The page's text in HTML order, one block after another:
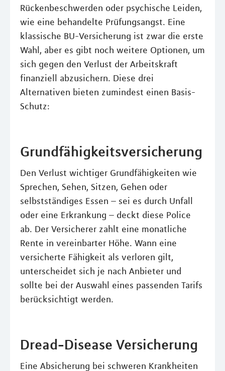
Rückenbeschwerden oder psychische Leiden,
wie eine behandelte Prüfungsangst. Eine
klassische BU-Versicherung ist zwar die erste
Wahl, aber es gibt noch weitere Optionen, um
sich gegen den Verlust der Arbeitskraft
finanziell abzusichern. Diese drei
Alternativen bieten zumindest einen Basis-
Schutz:
Grundfähigkeitsversicherung
Den Verlust wichtiger Grundfähigkeiten wie
Sprechen, Sehen, Sitzen, Gehen oder
selbstständiges Essen – sei es durch Unfall
oder eine Erkrankung – deckt diese Police
ab. Der Versicherer zahlt eine monatliche
Rente in vereinbarter Höhe. Wann eine
versicherte Fähigkeit als verloren gilt,
unterscheidet sich je nach Anbieter und
sollte bei der Auswahl eines passenden Tarifs
berücksichtigt werden.
Dread-Disease Versicherung
Eine Absicherung bei schweren Krankheiten